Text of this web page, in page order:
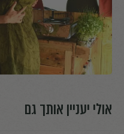
אולי יעניין אותך גם